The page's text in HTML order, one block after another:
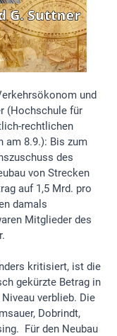
und
(Hochschule für
rechtlichen
am 8.9.): Bis zum
des
von Strecken
auf 1,5 Mrd. pro
damals
Mitglieder des
kritisiert, ist die
gekürzte Betrag in
verblieb. Die
Dobrindt,
Für den Neubau